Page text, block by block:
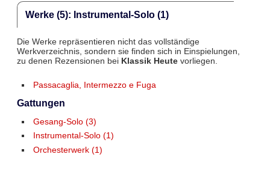
Werke (5): Instrumental-Solo (1)
Die Werke repräsentieren nicht das vollständige
Werkverzeichnis, sondern sie finden sich in Einspielungen,
zu denen Rezensionen bei Klassik Heutevorliegen.
Passacaglia, Intermezzo e Fuga
Gattungen
Gesang-Solo (3)
Instrumental-Solo (1)
Orchesterwerk (1)